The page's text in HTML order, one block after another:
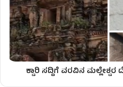
ಕ್ವಾರಿ ಸದ್ದಿಗೆ ವರವಿನ ಮಲ್ಲೇಶ್ವರ